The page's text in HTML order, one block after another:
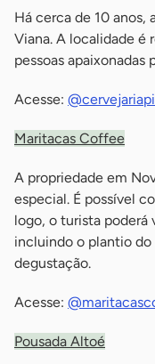
Há cerca de 10 anos,
Viana. A localidade é
pessoas
Acesse:
Maritacas Coffee
A propriedade em
especial. É possível
logo, o turista poderá
incluindo o plantio do
degustação.
Acesse:
Pousada Altoé